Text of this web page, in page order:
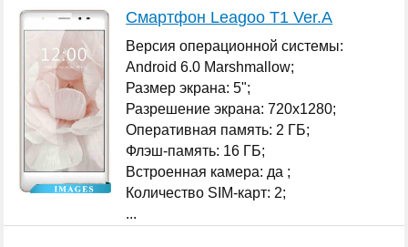
Смартфон Leagoo T1 Ver.A
Версия операционной системы:
Android 6.0 Marshmallow;
Размер экрана: 5";
Разрешение экрана: 720x1280;
Оперативная память: 2 ГБ;
Флэш-память: 16 ГБ;
Встроенная камера: да ;
Количество SIM-карт: 2;
...